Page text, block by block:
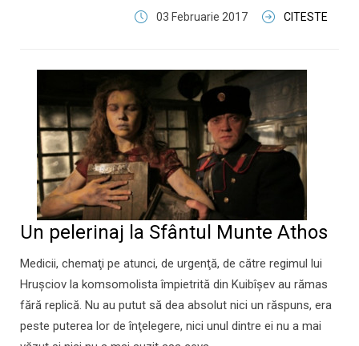
03 Februarie 2017 CITESTE
Un pelerinaj la Sfântul Munte Athos
Medicii, chemaţi pe atunci, de urgenţă, de către regimul lui
Hrușciov la komsomolista împietrită din Kuibîșev au rămas
fără replică. Nu au putut să dea absolut nici un răspuns, era
peste puterea lor de înţelegere, nici unul dintre ei nu a mai